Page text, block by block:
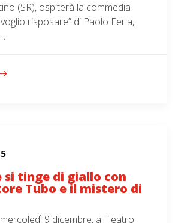
(SR), ospiterà la commedia
risposare” di Paolo Ferla,
si tinge di giallo con
Tubo e il mistero di
9 dicembre, al Teatro